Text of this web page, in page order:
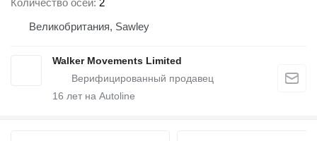
Великобритания, Sawley
Walker Movements Limited
16 лет на Autoline